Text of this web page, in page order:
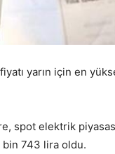
yarın için en
spot elektrik
743 lira oldu.